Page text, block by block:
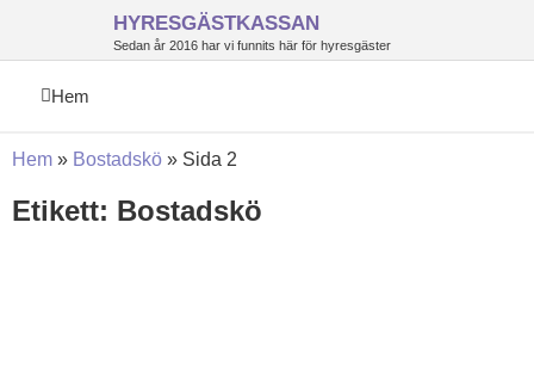
HYRESGÄSTKASSAN
Sedan år 2016 har vi funnits här för hyresgäster
Hem
Hem » Bostadskö » Sida 2
Etikett: Bostadskö